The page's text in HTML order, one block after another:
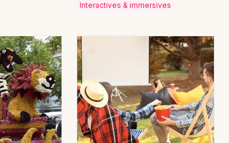
Interactives & immersives